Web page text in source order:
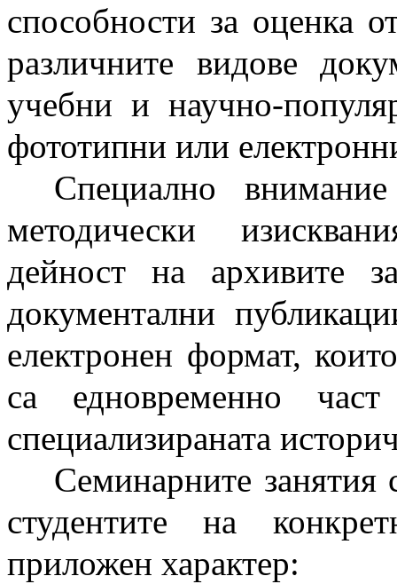
способности за оценка
различните видове
учебни и научно-
фототипни или
Специално
методически
дейност на архивите
документални
електронен формат,
са едновременно
специализираната
Семинарните занятия
студентите на
приложен характер: